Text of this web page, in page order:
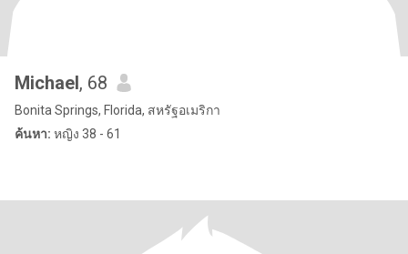
Michael, 68
Bonita Springs, Florida, สหรัฐอเมริกา
ค้นหา: หญิง 38 - 61